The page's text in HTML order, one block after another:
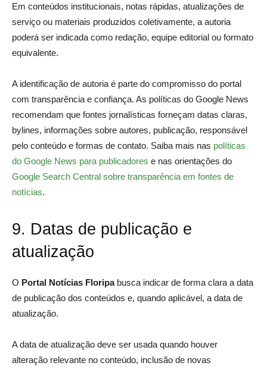
Em conteúdos institucionais, notas rápidas, atualizações de
serviço ou materiais produzidos coletivamente, a autoria
poderá ser indicada como redação, equipe editorial ou formato
equivalente.
A identificação de autoria é parte do compromisso do portal
com transparência e confiança. As políticas do Google News
recomendam que fontes jornalísticas forneçam datas claras,
bylines, informações sobre autores, publicação, responsável
pelo conteúdo e formas de contato. Saiba mais nas políticas
do Google News para publicadores e nas orientações do
Google Search Central sobre transparência em fontes de
notícias.
9. Datas de publicação e
atualização
O Portal Notícias Floripabusca indicar de forma clara a data
de publicação dos conteúdos e, quando aplicável, a data de
atualização.
A data de atualização deve ser usada quando houver
alteração relevante no conteúdo, inclusão de novas